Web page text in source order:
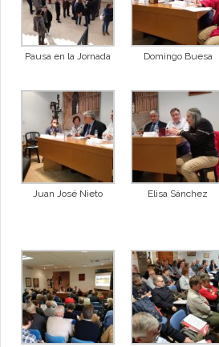
Pausa en la Jornada Domingo Buesa
Juan José Nieto Elisa Sánchez